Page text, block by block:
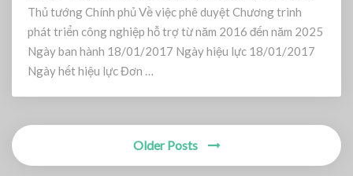
T
g
đ
ị
n
h
s
ố
8
Q
Thủ tướng Chính phủ Về việc phê duyệt Chương trình
phát triển công nghiệp hỗ trợ từ năm 2016 đến năm 2025
Ngày ban hành 18/01/2017 Ngày hiệu lực 18/01/2017
Ngày hết hiệu lực Đơn …
Posts
navigation
Older Posts